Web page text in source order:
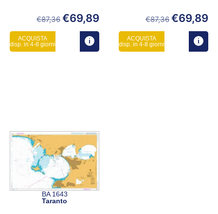
€87,36 €69,89
ACQUISTA
disp. in 4-8 giorni
€87,36 €69,89
ACQUISTA
disp. in 4-8 giorni
BA 1643
Taranto